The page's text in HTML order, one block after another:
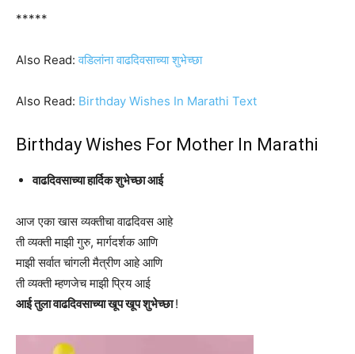
*****
Also Read:वडिलांना वाढदिवसाच्या शुभेच्छा
Also Read: Birthday Wishes In Marathi Text
Birthday Wishes For Mother In Marathi
वाढदिवसाच्या हार्दिक शुभेच्छा आई
आज एका खास व्यक्तीचा वाढदिवस आहे
ती व्यक्ती माझी गुरु, मार्गदर्शक आणि
माझी सर्वात चांगली मैत्रीण आहे आणि
ती व्यक्ती म्हणजेच माझी प्रिय आई
आई तुला वाढदिवसाच्या खूप खूप शुभेच्छा!